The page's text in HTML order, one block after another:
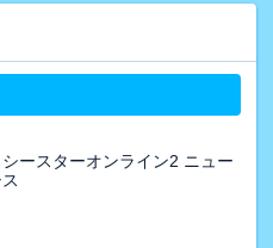
ースターオンライン2 ニュー